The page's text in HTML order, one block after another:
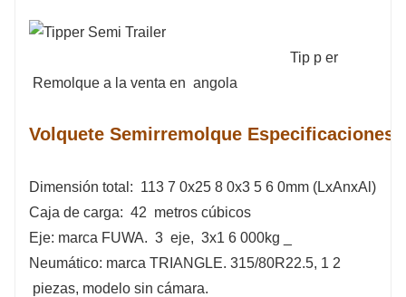
Tip p er
Remolque a la venta en angola
Volquete Semirremolque Especificaciones
Dimensión total: 113 7 0x25 8 0x3 5 6 0mm (LxAnxAl)
Caja de carga: 42 metros cúbicos
Eje: marca FUWA. 3 eje, 3x1 6 000kg
Neumático: marca TRIANGLE. 315/80R22.5, 1 2
piezas, modelo sin cámara.